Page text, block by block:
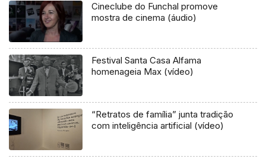
Cineclube do Funchal promove
mostra de cinema (áudio)
Festival Santa Casa Alfama
homenageia Max (vídeo)
“Retratos de família” junta tradição
com inteligência artificial (vídeo)